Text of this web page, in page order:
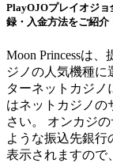
PlayOJOプレイオジ
録・入金方法をご紹介
Moon Princessは
ジノの人気機種に
ターネットカジノ
はネットカジノの
さい。 オンカジ
ような振込先銀行
表示されますので